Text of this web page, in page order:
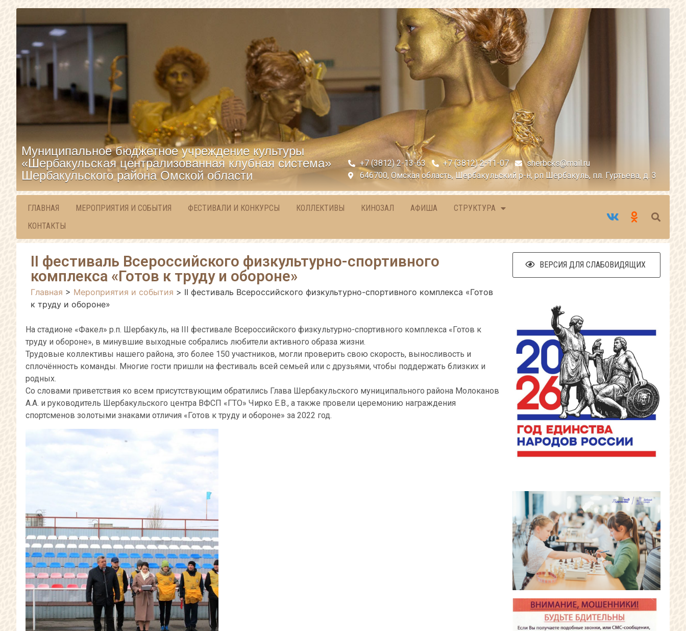
Муниципальное бюджетное учреждение культуры
«Шербакульская централизованная клубная система»
Шербакульского района Омской области
+7 (3812) 2-13-63 +7 (3812) 2-11-07
sherbcks@mail.ru
646700, Омская область, Шербакульский р-н, рп Шербакуль, пл. Гуртьева, д. 3
ГЛАВНАЯ МЕРОПРИЯТИЯ И СОБЫТИЯ ФЕСТИВАЛИ И КОНКУРСЫ КОЛЛЕКТИВЫ КИНОЗАЛ АФИША
СТРУКТУРА
КОНТАКТЫ
II фестиваль Всероссийского физкультурно-спортивного
комплекса «Готов к труду и обороне»
Главная > Мероприятия и события > II фестиваль Всероссийского физкультурно-спортивного комплекса «Готов
к труду и обороне»
На стадионе «Факел» р.п. Шербакуль, на III фестивале Всероссийского физкультурно-спортивного комплекса «Готов к
труду и обороне», в минувшие выходные собрались любители активного образа жизни.
Трудовые коллективы нашего района, это более 150 участников, могли проверить свою скорость, выносливость и
сплочённость команды. Многие гости пришли на фестиваль всей семьей или с друзьями, чтобы поддержать близких и
родных.
Со словами приветствия ко всем присутствующим обратились Глава Шербакульского муниципального района Молоканов
А.А. и руководитель Шербакульского центра ВФСП «ГТО» Чирко Е.В., а также провели церемонию награждения
спортсменов золотыми знаками отличия «Готов к труду и обороне» за 2022 год.
ВЕРСИЯ ДЛЯ СЛАБОВИДЯЩИХ